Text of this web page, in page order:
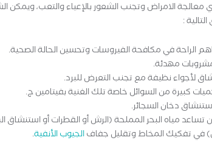
معالجة الامراض وتجنب الشعور بالإعياء والتعب، ويمكن
:
الراحة في مكافحة الفيروسات وتحسين الحالة الصحية.
مهدئة.
لأجواء نظيفة مع تجنب التعرض للبرد.
كبيرة من السوائل خاصة تلك الغنية بفيتامين ج.
دخان السجائر.
تساعد مياه البحر المملحة (الرش أو القطرات أو استنشاق
في تفكيك المخاط وتقليل جفافالجيوب الأنفية.